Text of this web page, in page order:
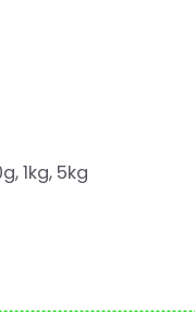
1kg, 5kg